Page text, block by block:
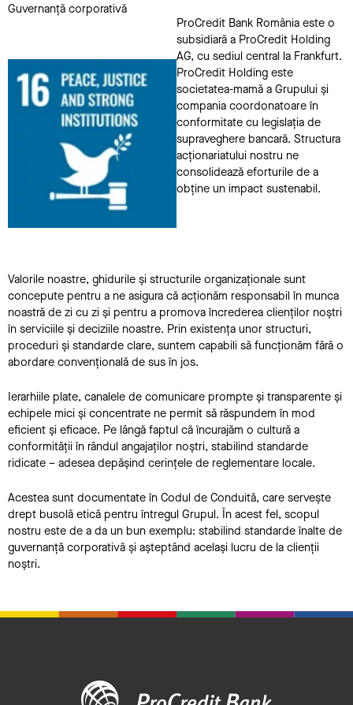
Guvernanță corporativă
ProCredit Bank România este o
subsidiară a ProCredit Holding
AG, cu sediul central la Frankfurt.
ProCredit Holding este
societatea-mamă a Grupului și
compania coordonatoare în
conformitate cu legislația de
supraveghere bancară. Structura
acționariatului nostru ne
consolidează eforturile de a
obține un impact sustenabil.
Valorile noastre, ghidurile și structurile organizaționale sunt
concepute pentru a ne asigura că acționăm responsabil în munca
noastră de zi cu zi și pentru a promova încrederea clienților noștri
în serviciile și deciziile noastre. Prin existența unor structuri,
proceduri și standarde clare, suntem capabili să funcționăm fără o
abordare convențională de sus în jos.
Ierarhiile plate, canalele de comunicare prompte și transparente și
echipele mici și concentrate ne permit să răspundem în mod
eficient și eficace. Pe lângă faptul că încurajăm o cultură a
conformității în rândul angajaților noștri, stabilind standarde
ridicate – adesea depășind cerințele de reglementare locale.
Acestea sunt documentate în Codul de Conduită, care servește
drept busolă etică pentru întregul Grupul. În acest fel, scopul
nostru este de a da un bun exemplu: stabilind standarde înalte de
guvernanță corporativă și așteptând același lucru de la clienții
noștri.